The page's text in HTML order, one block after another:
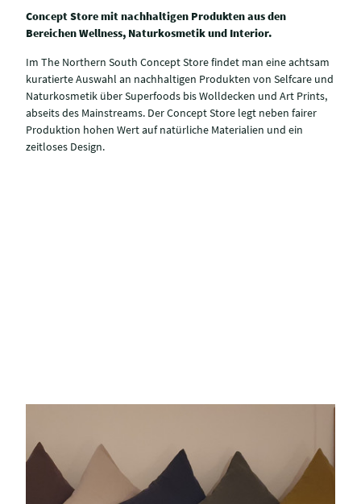
Concept Store mit nachhaltigen Produkten aus den
Bereichen Wellness, Naturkosmetik und Interior.
Im The Northern South Concept Store findet man eine achtsam
kuratierte Auswahl an nachhaltigen Produkten von Selfcare und
Naturkosmetik über Superfoods bis Wolldecken und Art Prints,
abseits des Mainstreams. Der Concept Store legt neben fairer
Produktion hohen Wert auf natürliche Materialien und ein
zeitloses Design.